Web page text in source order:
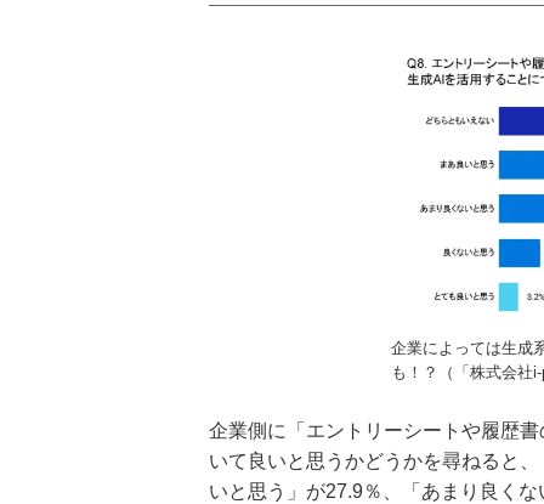
企業によっては生成
も！？（「株式会社
企業側に「エントリーシートや履歴
いて良いと思うかどうかを尋ねると
いと思う」が27.9％、「あまり良く